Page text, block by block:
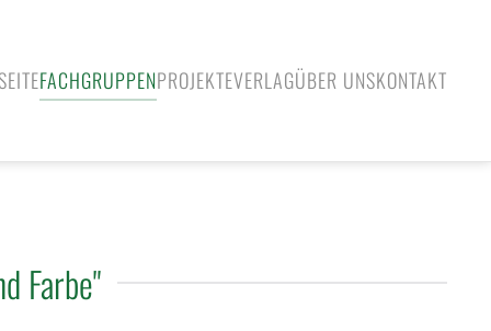
FACHGRUPPENPROJEKTEVERLAGÜBER UNSKONTAKT
Farbe"